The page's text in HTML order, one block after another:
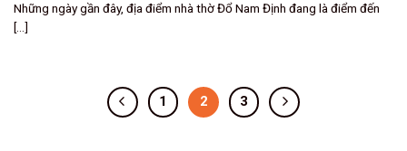
Những ngày gần đây, địa điểm nhà thờ Đổ Nam Định đang là điểm đến
[...]
1 2 3